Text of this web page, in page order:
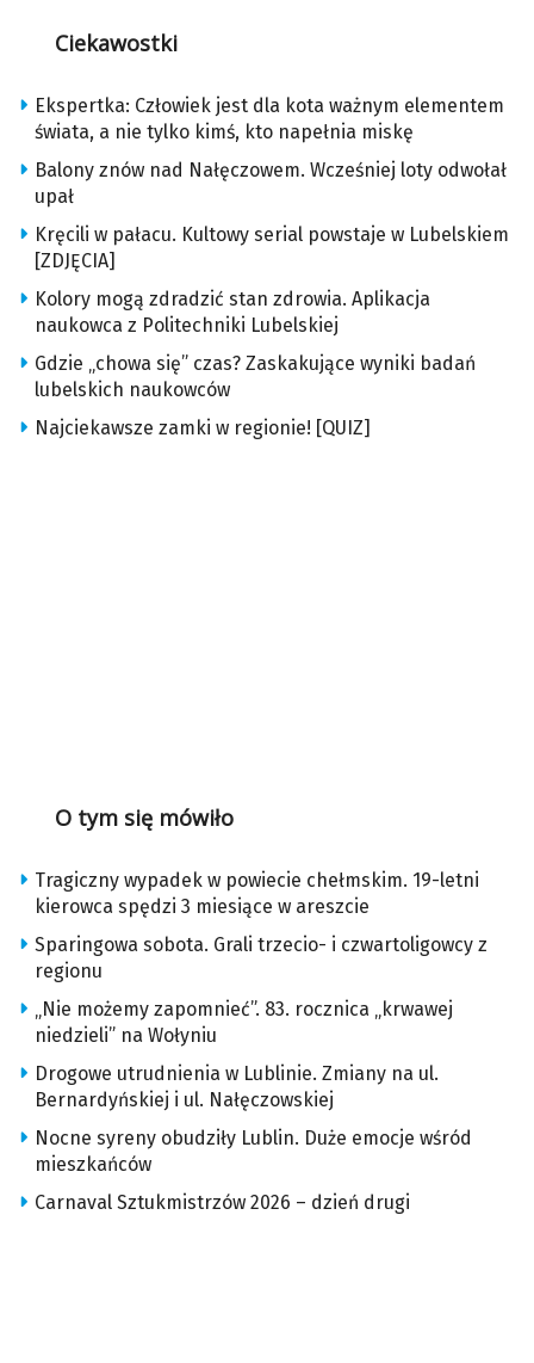
Ciekawostki
Ekspertka: Człowiek jest dla kota ważnym elementem
świata, a nie tylko kimś, kto napełnia miskę
Balony znów nad Nałęczowem. Wcześniej loty odwołał
upał
Kręcili w pałacu. Kultowy serial powstaje w Lubelskiem
[ZDJĘCIA]
Kolory mogą zdradzić stan zdrowia. Aplikacja
naukowca z Politechniki Lubelskiej
Gdzie „chowa się” czas? Zaskakujące wyniki badań
lubelskich naukowców
Najciekawsze zamki w regionie! [QUIZ]
O tym się mówiło
Tragiczny wypadek w powiecie chełmskim. 19-letni
kierowca spędzi 3 miesiące w areszcie
Sparingowa sobota. Grali trzecio- i czwartoligowcy z
regionu
„Nie możemy zapomnieć”. 83. rocznica „krwawej
niedzieli” na Wołyniu
Drogowe utrudnienia w Lublinie. Zmiany na ul.
Bernardyńskiej i ul. Nałęczowskiej
Nocne syreny obudziły Lublin. Duże emocje wśród
mieszkańców
Carnaval Sztukmistrzów 2026 – dzień drugi